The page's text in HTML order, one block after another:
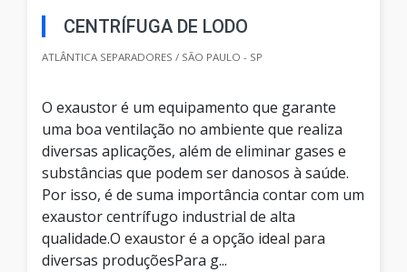
CENTRÍFUGA DE LODO
ATLÂNTICA SEPARADORES / SÃO PAULO - SP
O exaustor é um equipamento que garante
uma boa ventilação no ambiente que realiza
diversas aplicações, além de eliminar gases e
substâncias que podem ser danosos à saúde.
Por isso, é de suma importância contar com um
exaustor centrífugo industrial de alta
qualidade.O exaustor é a opção ideal para
diversas produçõesPara g...